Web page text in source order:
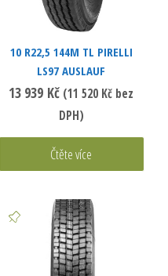
10 R22,5 144M TL PIRELLI
LS97 AUSLAUF
13 939 Kč (11 520 Kč bez
DPH)
Čtěte více